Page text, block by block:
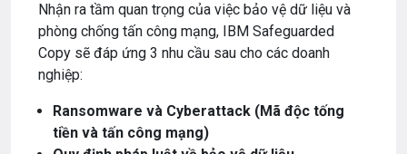
Nhận ra tầm quan trọng của việc bảo vệ dữ liệu và
phòng chống tấn công mạng, IBM Safeguarded
Copy sẽ đáp ứng 3 nhu cầu sau cho các doanh
nghiệp:
Ransomware và Cyberattack (Mã độc tống
tiền và tấn công mạng)